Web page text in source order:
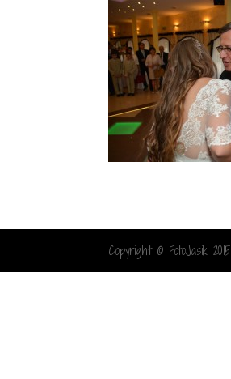
Copyright © FotoJasik 2015